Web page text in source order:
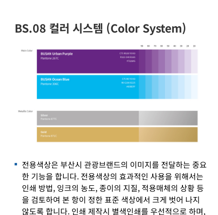
BS.08 컬러 시스템 (Color System)
전용색상은 부산시 관광브랜드의 이미지를 전달하는 중요
한 기능을 합니다. 전용색상의 효과적인 사용을 위해서는
인쇄 방법, 잉크의 농도, 종이의 지질, 적용매체의 상황 등
을 검토하여 본 항이 정한 표준 색상에서 크게 벗어 나지
않도록 합니다. 인쇄 제작시 별색인쇄를 우선적으로 하며,